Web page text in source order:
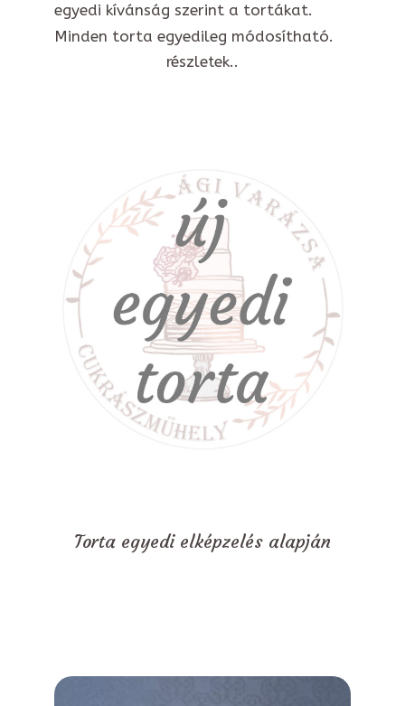
egyedi kívánság szerint a tortákat.
Minden torta egyedileg módosítható.
részletek..
Torta egyedi elképzelés alapján